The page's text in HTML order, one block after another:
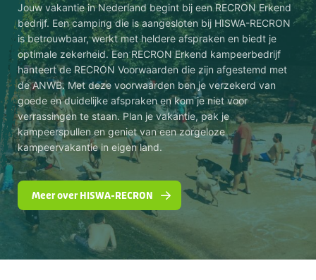
Jouw vakantie in Nederland begint bij een RECRON Erkend
bedrijf. Een camping die is aangesloten bij HISWA-RECRON
is betrouwbaar, werkt met heldere afspraken en biedt je
optimale zekerheid. Een RECRON Erkend kampeerbedrijf
hanteert de RECRON Voorwaarden die zijn afgestemd met
de ANWB. Met deze voorwaarden ben je verzekerd van
goede en duidelijke afspraken en kom je niet voor
verrassingen te staan. Plan je vakantie, pak je
kampeerspullen en geniet van een zorgeloze
kampeervakantie in eigen land.
Meer over HISWA-RECRON